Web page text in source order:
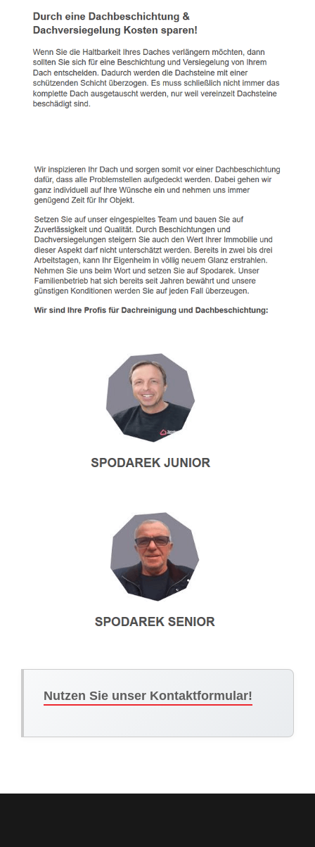
Nutzen Sie unser Kontaktformular!